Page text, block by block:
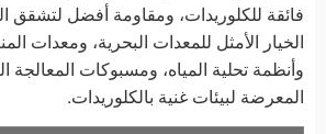
فائقة للكلوريدات، ومقاومة أفضل لتشقق
الخيار الأمثل للمعدات البحرية، ومعدات
وأنظمة تحلية المياه، ومسبوكات المعالجة
المعرضة لبيئات غنية بالكلوريدات.